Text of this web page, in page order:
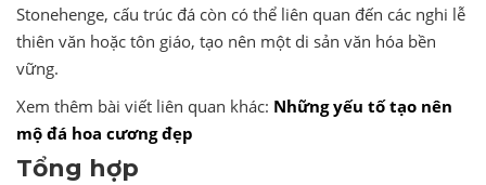
Stonehenge, cấu trúc đá còn có thể liên quan đến các nghi lễ
thiên văn hoặc tôn giáo, tạo nên một di sản văn hóa bền
vững.
Xem thêm bài viết liên quan khác: Những yếu tố tạo nên
mộ đá hoa cương đẹp
Tổng hợp